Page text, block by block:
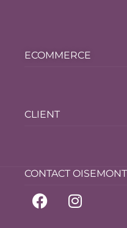
ECOMMERCE
CLIENT
CONTACT OISEMONT